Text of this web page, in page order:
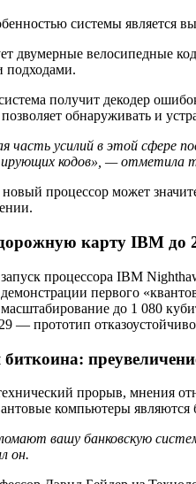
системы является
двумерные велосипедные
получит декодер
обнаруживать и
часть усилий в этой сфере
кодов», —отметила
процессор может
карту IBM до
процессора IBM
первого
до 1 080
— прототип
биткоина:
прорыв, мнения
компьютеры
вашу банковскую
он.